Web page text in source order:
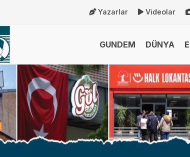
Yazarlar Videolar
GUNDEM DÜNYA